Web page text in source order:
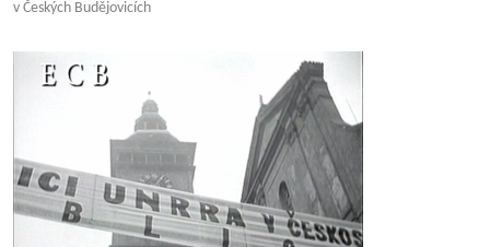
v Českých Budějovicích